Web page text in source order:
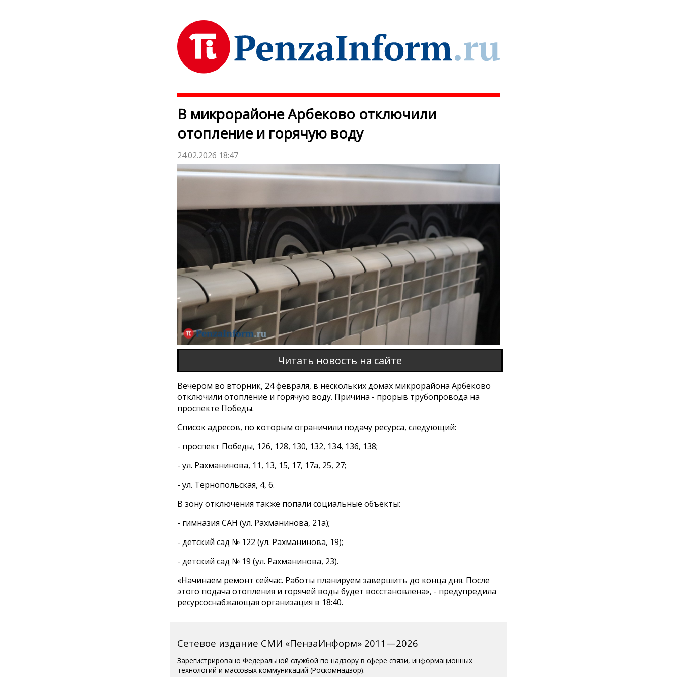
В микрорайоне Арбеково отключили
отопление и горячую воду
24.02.2026 18:47
Читать новость на сайте
Вечером во вторник, 24 февраля, в нескольких домах микрорайона Арбеково
отключили отопление и горячую воду. Причина - прорыв трубопровода на
проспекте Победы.
Список адресов, по которым ограничили подачу ресурса, следующий:
- проспект Победы, 126, 128, 130, 132, 134, 136, 138;
- ул. Рахманинова, 11, 13, 15, 17, 17а, 25, 27;
- ул. Тернопольская, 4, 6.
В зону отключения также попали социальные объекты:
- гимназия САН (ул. Рахманинова, 21а);
- детский сад № 122 (ул. Рахманинова, 19);
- детский сад № 19 (ул. Рахманинова, 23).
«Начинаем ремонт сейчас. Работы планируем завершить до конца дня. После
этого подача отопления и горячей воды будет восстановлена», - предупредила
ресурсоснабжающая организация в 18:40.
Сетевое издание СМИ «ПензаИнформ» 2011—2026
Зарегистрировано Федеральной службой по надзору в сфере связи, информационных
технологий и массовых коммуникаций (Роскомнадзор).